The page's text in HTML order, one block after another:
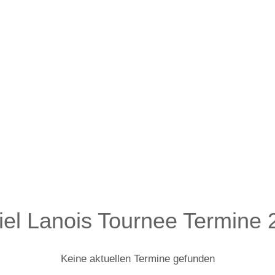
Lanois Tournee Termine
Keine aktuellen Termine gefunden